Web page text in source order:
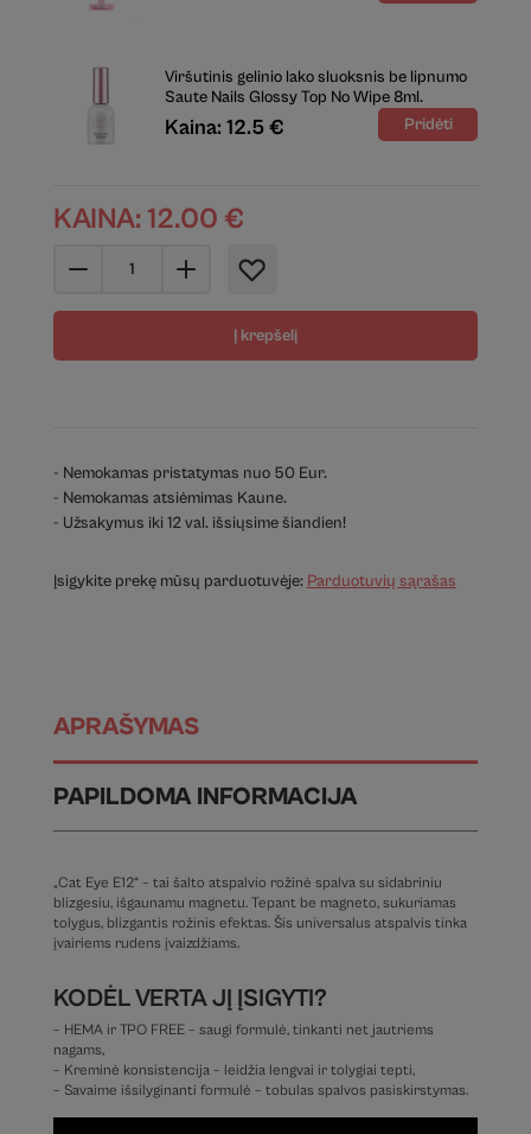
Viršutinis gelinio lako sluoksnis be lipnumo
Saute Nails Glossy Top No Wipe 8ml.
Kaina: 12.5 €
KAINA: 12.00 €
Į krepšelį
- Nemokamas pristatymas nuo 50 Eur.
- Nemokamas atsiėmimas Kaune.
- Užsakymus iki 12 val. išsiųsime šiandien!
Įsigykite prekę mūsų parduotuvėje: Parduotuvių sąrašas
APRAŠYMAS
PAPILDOMA INFORMACIJA
„Cat Eye E12“ – tai šalto atspalvio rožinė spalva su sidabriniu
blizgesiu, išgaunamu magnetu. Tepant be magneto, sukuriamas
tolygus, blizgantis rožinis efektas. Šis universalus atspalvis tinka
įvairiems rudens įvaizdžiams.
KODĖL VERTA JĮ ĮSIGYTI?
– HEMA ir TPO FREE – saugi formulė, tinkanti net jautriems
nagams,
– Kreminė konsistencija – leidžia lengvai ir tolygiai tepti,
– Savaime išsilyginanti formulė – tobulas spalvos pasiskirstymas.